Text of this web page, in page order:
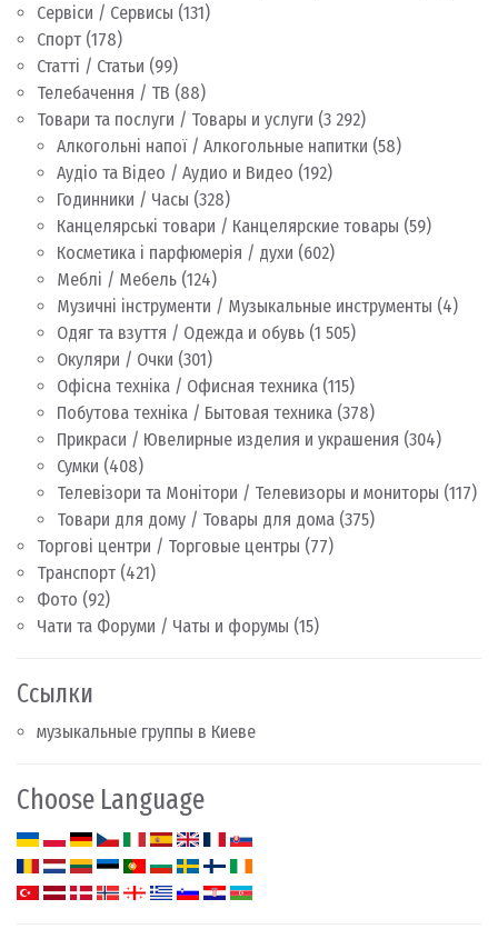
Сервіси / Сервисы (131)
Спорт (178)
Статті / Статьи (99)
Телебачення / ТВ (88)
Товари та послуги / Товары и услуги (3 292)
Алкогольні напої / Алкогольные напитки (58)
Аудіо та Відео / Аудио и Видео (192)
Годинники / Часы (328)
Канцелярські товари / Канцелярские товары (59)
Косметика і парфюмерія / духи (602)
Меблі / Мебель (124)
Музичні інструменти / Музыкальные инструменты (4)
Одяг та взуття / Одежда и обувь (1 505)
Окуляри / Очки (301)
Офісна техніка / Офисная техника (115)
Побутова техніка / Бытовая техника (378)
Прикраси / Ювелирные изделия и украшения (304)
Сумки (408)
Телевізори та Монітори / Телевизоры и мониторы (117)
Товари для дому / Товары для дома (375)
Торгові центри / Торговые центры (77)
Транспорт (421)
Фото (92)
Чати та Форуми / Чаты и форумы (15)
Ссылки
музыкальные группы в Киеве
Choose Language